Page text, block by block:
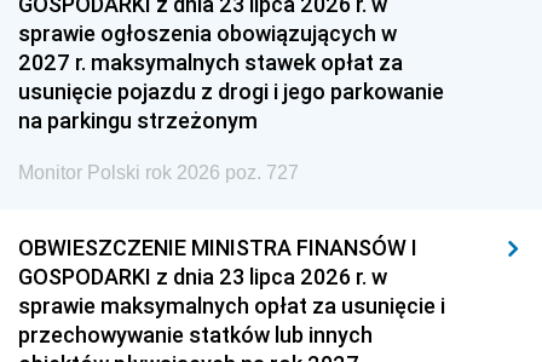
sprawie ogłoszenia obowiązujących w
2027 r. maksymalnych stawek opłat za
usunięcie pojazdu z drogi i jego parkowanie
na parkingu strzeżonym
Monitor Polski rok 2026 poz. 727
OBWIESZCZENIE MINISTRA FINANSÓW I
GOSPODARKI z dnia 23 lipca 2026 r. w
sprawie maksymalnych opłat za usunięcie i
przechowywanie statków lub innych